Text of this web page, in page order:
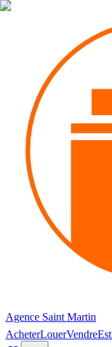
Agence Saint Martin
AcheterLouerVendre